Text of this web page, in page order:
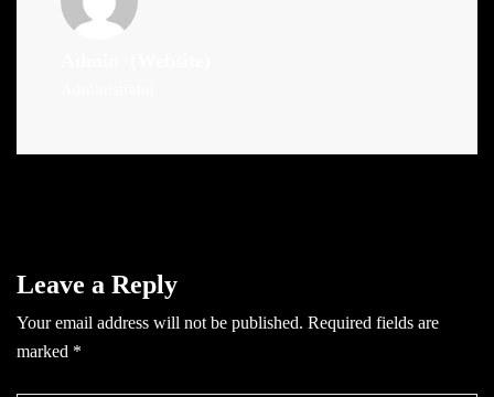
Leave a Reply
Your email address will not be published. Required fields are
marked *